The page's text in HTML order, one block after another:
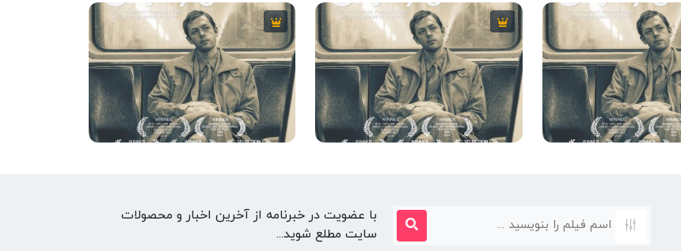
9 دقیقه 2013
7 9 دقیقه 2013
7 9 دقیقه 2013
با عضویت در خبرنامه از آخرین اخبار و محصولات
سایت مطلع شوید...